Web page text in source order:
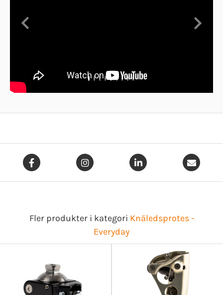
Previous Next
Fler produkter i kategori Knäledsprotes -
Everyday